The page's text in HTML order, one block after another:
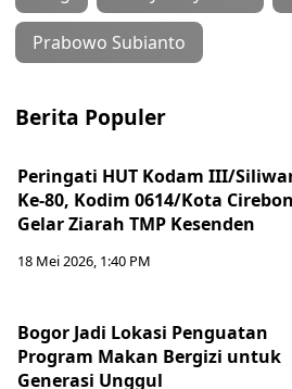
Prabowo Subianto
Berita Populer
Peringati HUT Kodam III/
Ke-80, Kodim 0614/Kota Cirebon
Gelar Ziarah TMP Kesenden
18 Mei 2026, 1:40 PM
Bogor Jadi Lokasi Penguatan
Program Makan Bergizi untuk
Generasi Unggul